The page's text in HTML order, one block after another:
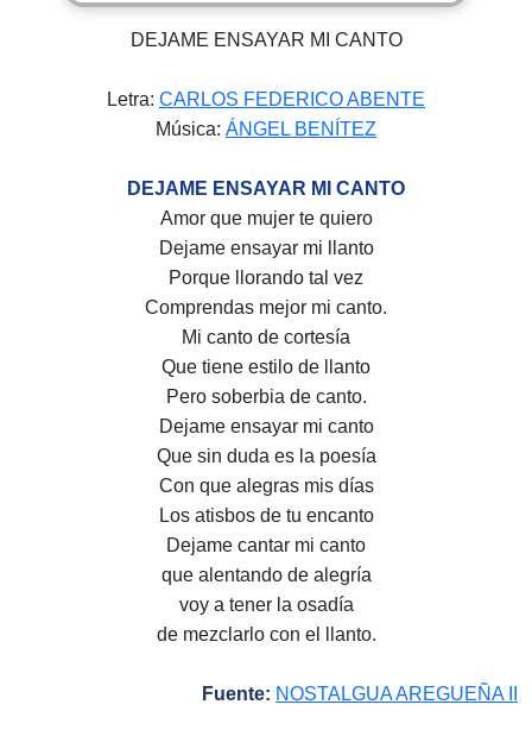
DEJAME ENSAYAR MI CANTO
Letra: CARLOS FEDERICO ABENTE
Música: ÁNGEL BENÍTEZ
DEJAME ENSAYAR MI CANTO
Amor que mujer te quiero
Dejame ensayar mi llanto
Porque llorando tal vez
Comprendas mejor mi canto.
Mi canto de cortesía
Que tiene estilo de llanto
Pero soberbia de canto.
Dejame ensayar mi canto
Que sin duda es la poesía
Con que alegras mis días
Los atisbos de tu encanto
Dejame cantar mi canto
que alentando de alegría
voy a tener la osadía
de mezclarlo con el llanto.
Fuente: NOSTALGUA AREGUEÑA II